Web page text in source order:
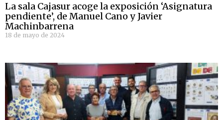
La sala Cajasur acoge la exposición ‘Asignatura
pendiente’, de Manuel Cano y Javier
Machinbarrena
18 de mayo de 2024